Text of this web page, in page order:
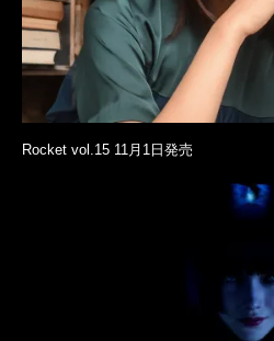
Rocket vol.15 11月1日発売